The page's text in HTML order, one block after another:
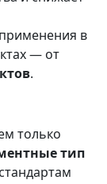
в
— от
.
только
тип